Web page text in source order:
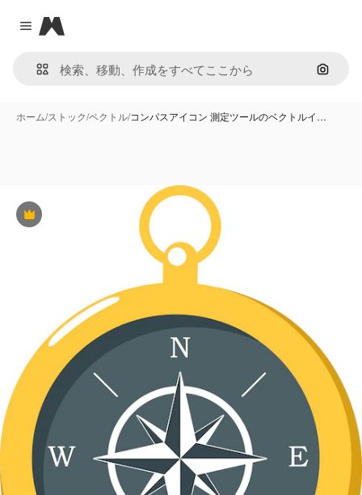
Close menu
Magnific
画像で
ホーム/ストック/ベクトル/コンパスアイコン 測定ツールのベクトルイ…
Premium